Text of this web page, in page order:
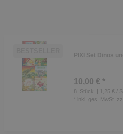
PIXI Set Dinos
10,00 € *
8 Stück
| 1,25 € /
* inkl. ges. MwSt.